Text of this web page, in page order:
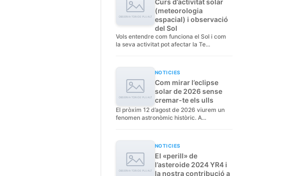
Curs d’activitat solar
(meteorologia
espacial) i observació
del Sol
Vols entendre com funciona el Sol i com
la seva activitat pot afectar la Te...
NOTICIES
Com mirar l’eclipse
solar de 2026 sense
cremar-te els ulls
El pròxim 12 d’agost de 2026 viurem un
fenomen astronòmic històric. A...
NOTICIES
El «perill» de
l’asteroide 2024 YR4 i
la nostra contribució a